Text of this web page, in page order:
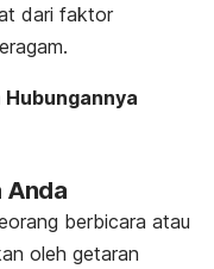
dari faktor
Hubungannya
Anda
berbicara atau
oleh getaran